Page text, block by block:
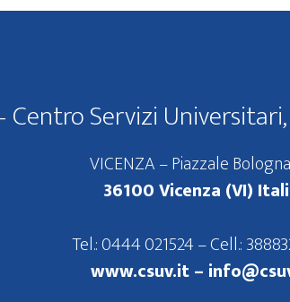
Centro Servizi
VICENZA – Piazzale
36100 Vicenza (VI)
Tel.: 0444 021524 – Cell.:
www.csuv.it –